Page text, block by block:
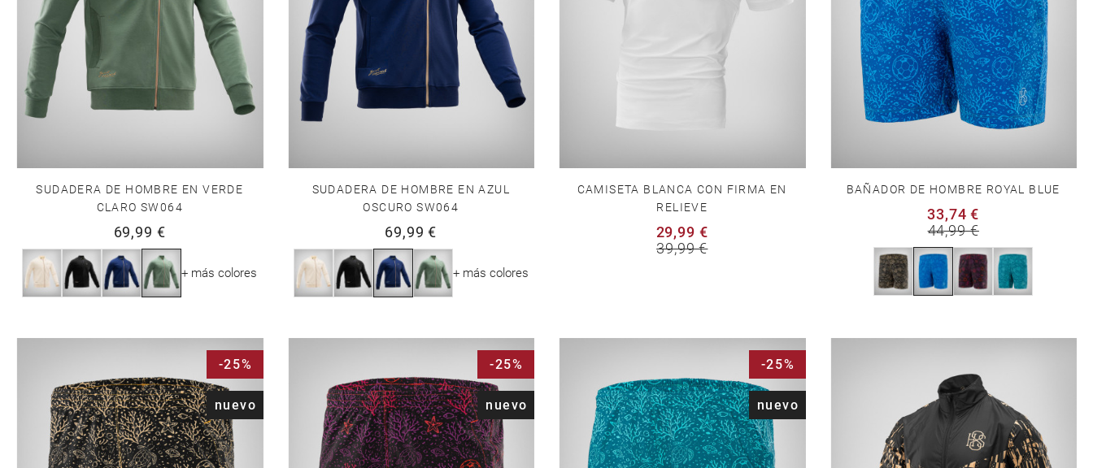
SUDADERA DE HOMBRE EN VERDE
CLARO SW064
69,99 €
+ más colores
SUDADERA DE HOMBRE EN AZUL
OSCURO SW064
69,99 €
+ más colores
CAMISETA BLANCA CON FIRMA EN
RELIEVE
29,99 €
39,99 €
BAÑADOR DE HOMBRE ROYAL BLUE
33,74 €
44,99 €
-25%
nuevo
-25%
nuevo
-25%
nuevo